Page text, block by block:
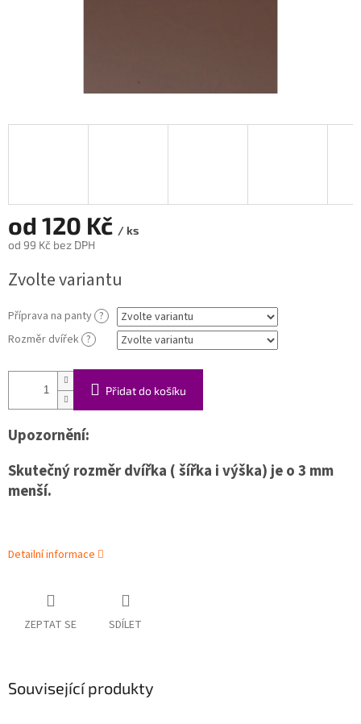
od 120 Kč / ks
od 99 Kč bez DPH
cena:
Zvolte variantu
Příprava na panty ?
Rozměr dvířek ?
Přidat do košíku
Upozornění:
Skutečný rozměr dvířka ( šířka i výška) je o 3 mm
menší.
Detailní informace
ZEPTAT SE SDÍLET
Související produkty